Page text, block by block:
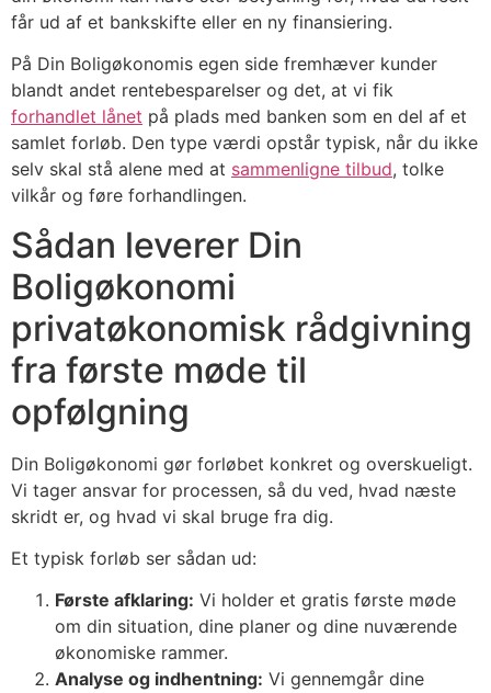
får ud af et bankskifte eller en ny finansiering.
På Din Boligøkonomis egen side fremhæver kunder
blandt andet rentebesparelser og det, at vi fik
forhandlet lånet på plads med banken som en del af et
samlet forløb. Den type værdi opstår typisk, når du ikke
selv skal stå alene med at sammenligne tilbud, tolke
vilkår og føre forhandlingen.
Sådan leverer Din
Boligøkonomi
privatøkonomisk rådgivning
fra første møde til
opfølgning
Din Boligøkonomi gør forløbet konkret og overskueligt.
Vi tager ansvar for processen, så du ved, hvad næste
skridt er, og hvad vi skal bruge fra dig.
Et typisk forløb ser sådan ud:
Første afklaring: Vi holder et gratis første møde
om din situation, dine planer og dine nuværende
økonomiske rammer.
Analyse og indhentning: Vi gennemgår dine